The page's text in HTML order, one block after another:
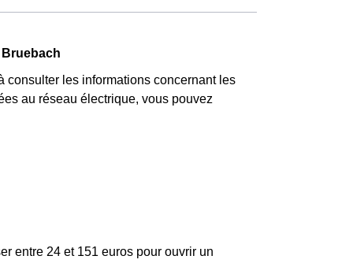
💡🏠
tandis que les autres jours de l'année,
consulter les informations concernant les
au réseau électrique, vous pouvez
entre 24 et 151 euros pour ouvrir un